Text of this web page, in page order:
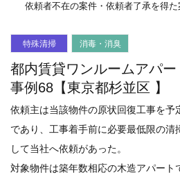
依頼者不在の案件・依頼者了承を得
特殊清掃 消毒・消臭
都内賃貸ワンルームアパ
事例68【東京都杉並区 】
依頼主は当該物件の原状回復工事を予
であり、工事着手前に必要最低限の清
して当社へ依頼があった。
対象物件は築年数相応の木造アパート